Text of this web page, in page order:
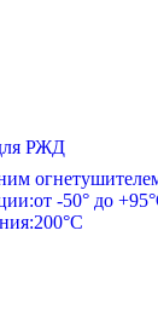
РЖД
от -50° до
200°С